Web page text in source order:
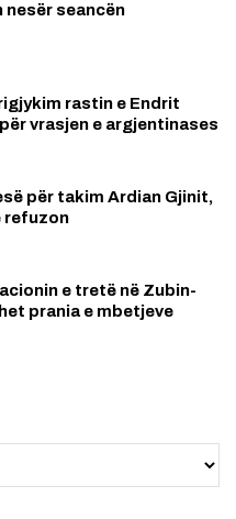
nesër seancën
rastin e Endrit
vrasjen e argjentinases
për takim Ardian Gjinit,
refuzon
e tretë në Zubin-
prania e mbetjeve